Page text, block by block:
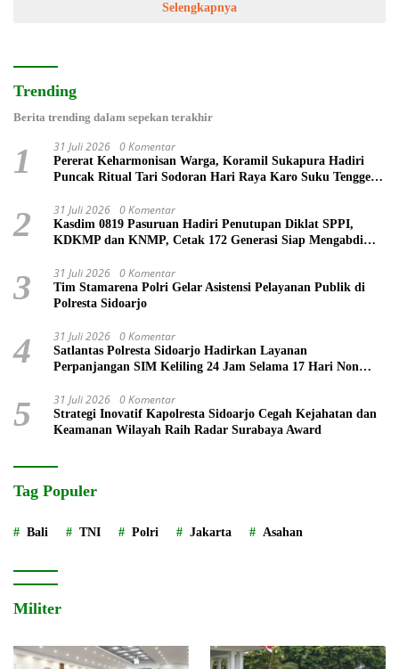
Selengkapnya
Trending
Berita trending dalam sepekan terakhir
1 31 Juli 2026 0 Komentar
Pererat Keharmonisan Warga, Koramil Sukapura Hadiri
Puncak Ritual Tari Sodoran Hari Raya Karo Suku Tengger
2 31 Juli 2026 0 Komentar
Kasdim 0819 Pasuruan Hadiri Penutupan Diklat SPPI,
KDKMP dan KNMP, Cetak 172 Generasi Siap Mengabdi
3 31 Juli 2026 0 Komentar
Tim Stamarena Polri Gelar Asistensi Pelayanan Publik di
Polresta Sidoarjo
4 31 Juli 2026 0 Komentar
Satlantas Polresta Sidoarjo Hadirkan Layanan
Perpanjangan SIM Keliling 24 Jam Selama 17 Hari Non
5 31 Juli 2026 0 Komentar
Strategi Inovatif Kapolresta Sidoarjo Cegah Kejahatan dan
Keamanan Wilayah Raih Radar Surabaya Award
Tag Populer
Bali TNI Polri Jakarta Asahan
Militer